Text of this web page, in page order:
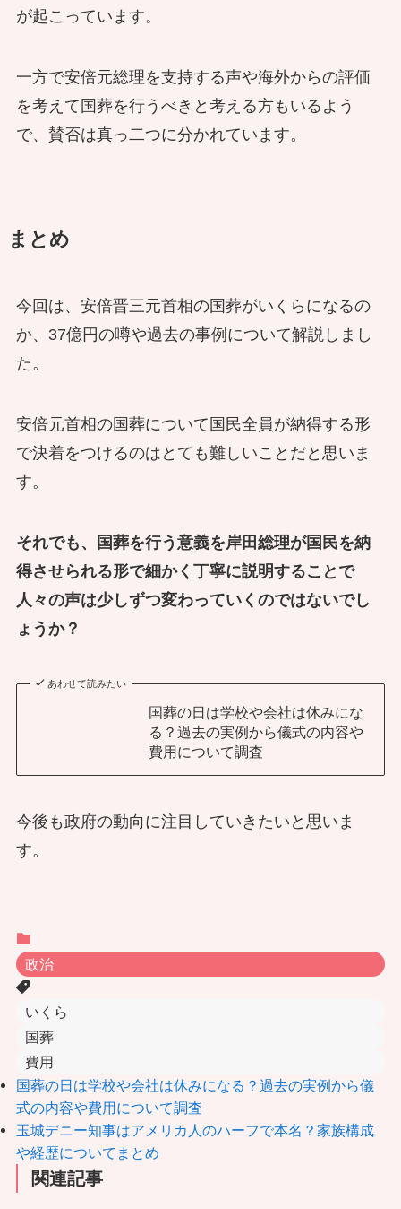
が起こっています。
一方で安倍元総理を支持する声や海外からの評価
を考えて国葬を行うべきと考える方もいるよう
で、賛否は真っ二つに分かれています。
まとめ
今回は、安倍晋三元首相の国葬がいくらになるの
か、37億円の噂や過去の事例について解説しまし
た。
安倍元首相の国葬について国民全員が納得する形
で決着をつけるのはとても難しいことだと思いま
す。
それでも、国葬を行う意義を岸田総理が国民を納
得させられる形で細かく丁寧に説明することで
人々の声は少しずつ変わっていくのではないでし
ょうか？
あわせて読みたい
国葬の日は学校や会社は休みにな
る？過去の実例から儀式の内容や
費用について調査
今後も政府の動向に注目していきたいと思いま
す。
政治
いくら
国葬
費用
国葬の日は学校や会社は休みになる？過去の実例から儀
式の内容や費用について調査
玉城デニー知事はアメリカ人のハーフで本名？家族構成
や経歴についてまとめ
関連記事